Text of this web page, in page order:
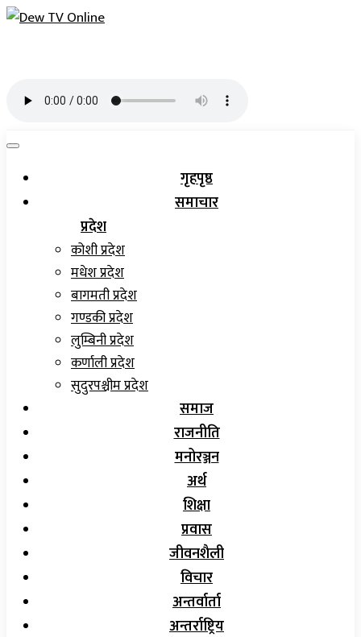
गृहपृष्ठ
समाचार
प्रदेश
कोशी प्रदेश
मधेश प्रदेश
बागमती प्रदेश
गण्डकी प्रदेश
लुम्बिनी प्रदेश
कर्णाली प्रदेश
सुदुरपश्चीम प्रदेश
समाज
राजनीति
मनोरञ्जन
अर्थ
शिक्षा
प्रवास
जीवनशैली
विचार
अन्तर्वार्ता
अन्तर्राष्ट्रिय